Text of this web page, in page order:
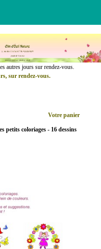
les autres jours sur rendez-vous.
sur rendez-vous.
Votre panier
petits coloriages - 16 dessins